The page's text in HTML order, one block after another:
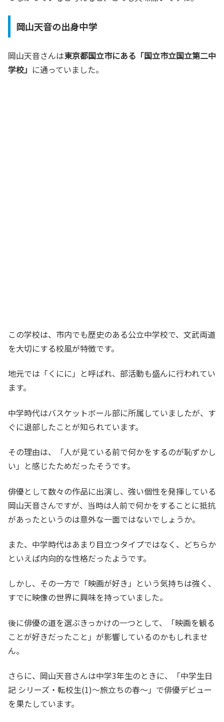
岡山天音の出身中学
岡山天音さんは東京都国立市にある「国立市立国立第二中
学校」 に通っていました。
この学校は、市内でも歴史のある公立中学校で、文武両道
を大切にする校風が特徴です。
地元では「くにに」と呼ばれ、部活動も盛んに行われてい
ます。
中学時代はバスケットボール部に所属していましたが、す
ぐに退部したことが知られています。
その理由は、「人が見ている前で何かをするのが恥ずかし
い」と感じたためだったそうです。
俳優として数々の作品に出演し、強い個性を発揮している
岡山天音さんですが、当時は人前で何かをすることに抵抗
があったというのは意外な一面ではないでしょうか。
また、中学時代はあまり目立つタイプではなく、どちらか
といえば内向的な性格だったようです。
しかし、その一方で「映画が好き」という気持ちは強く、
すでに映像の世界に興味を持っていました。
後に俳優の道を選ぶきっかけの一つとして、「映画を観る
ことが好きだったこと」が影響しているのかもしれませ
ん。
さらに、岡山天音さんは中学3年生のときに、「中学生日
記 シリーズ・転校生(1)〜旅立ちの春〜」で俳優デビュー
を果たしています。